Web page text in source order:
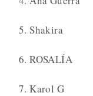
5. Shakira
6. ROSALÍA
7. Karol G